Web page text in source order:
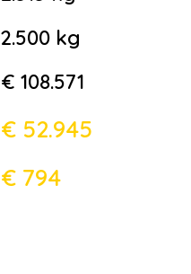
2.500 kg
€ 108.571
€ 52.945
€ 794